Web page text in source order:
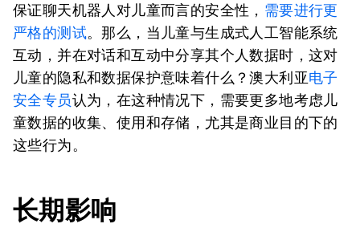
保证聊天机器人对儿童而言的安全性， 需要进行更
严格的测试。那么，当儿童与生成式人工智能系统
互动，并在对话和互动中分享其个人数据时，这对
儿童的隐私和数据保护意味着什么？澳大利亚电子
安全专员认为，在这种情况下，需要更多地考虑儿
童数据的收集、使用和存储，尤其是商业目的下的
这些行为。
长期影响